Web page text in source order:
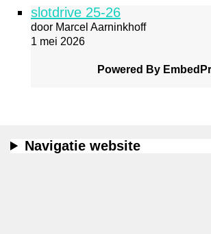
slotdrive 25-26
door Marcel Aarninkhoff
1 mei 2026
Powered By
Navigatie website